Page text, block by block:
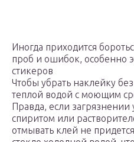
Иногда приходится
проб и ошибок, особенно
стикеров
Чтобы убрать наклейку
теплой водой с моющим
Правда, если загрязнении
спиритом или
отмывать клей не